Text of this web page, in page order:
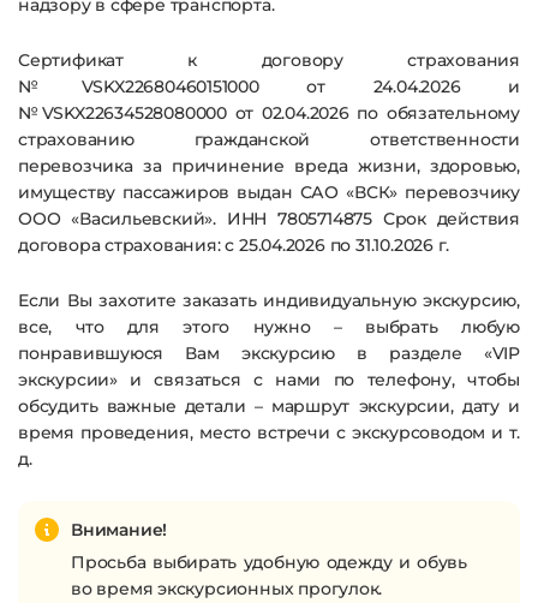
надзору в сфере транспорта.
Сертификат к договору страхования
№VSKX22680460151000 от 24.04.2026 и
№VSKX22634528080000 от 02.04.2026 по обязательному
страхованию гражданской ответственности
перевозчика за причинение вреда жизни, здоровью,
имуществу пассажиров выдан САО «ВСК» перевозчику
ООО «Васильевский». ИНН 7805714875 Срок действия
договора страхования: с 25.04.2026 по 31.10.2026 г.
Если Вы захотите заказать индивидуальную экскурсию,
все, что для этого нужно – выбрать любую
понравившуюся Вам экскурсию в разделе «VIP
экскурсии» и связаться с нами по телефону, чтобы
обсудить важные детали – маршрут экскурсии, дату и
время проведения, место встречи с экскурсоводом и т.
д.
Внимание!
Просьба выбирать удобную одежду и обувь
во время экскурсионных прогулок.